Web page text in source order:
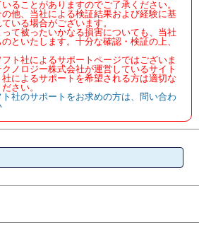
ることがありますのでご了承ください。
他、当社による検証結果および経験に基
いる場合がございます。
て被ったいかなる損害についても、当社
といたします。十分な確認・検証の上、
ト社によるサポートページではございま
ノロジー株式会社が運営しているサイト
によるサポートを希望される方は適切な
さい。
ト社のサポートをお求めの方は、問い合わ